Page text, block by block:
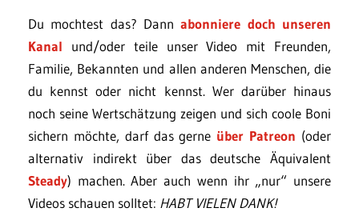
Du mochtest das? Dannabonniere doch unseren
Kanal und/oder teile unser Video mit Freunden,
Familie, Bekannten und allen anderen Menschen, die
du kennst oder nicht kennst. Wer darüber hinaus
noch seine Wertschätzung zeigen und sich coole Boni
sichern möchte, darf das gerne über Patreon (oder
alternativ indirekt über das deutsche Äquivalent
Steady) machen. Aber auch wenn ihr „nur“ unsere
Videos schauen solltet: HABT VIELEN DANK!